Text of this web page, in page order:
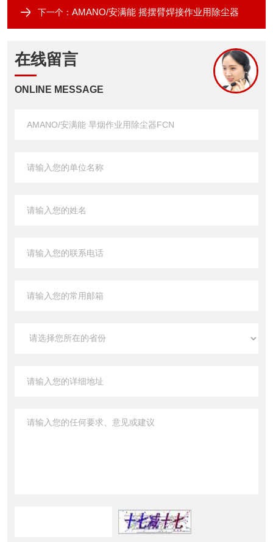
下一个： AMANO/安满能 摇摆臂焊接作业用除尘器
在线留言
ONLINE MESSAGE